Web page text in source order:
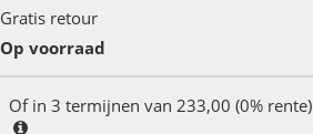
Gratis retour
Op voorraad
Of in 3 termijnen van 233,00 (0% rente)